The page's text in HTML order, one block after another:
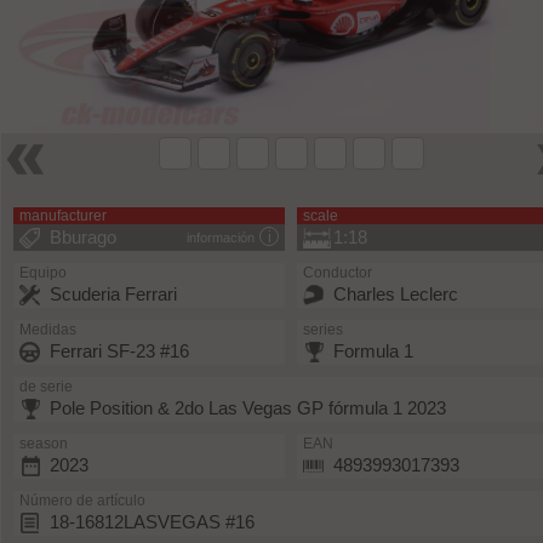
manufacturer
información
Bburago
scale
1:18
Equipo
Scuderia Ferrari
Conductor
Charles Leclerc
Medidas
Ferrari SF-23 #16
series
Formula 1
de serie
Pole Position & 2do Las Vegas GP fórmula 1 2023
season
2023
EAN
4893993017393
Número de artículo
18-16812LASVEGAS #16